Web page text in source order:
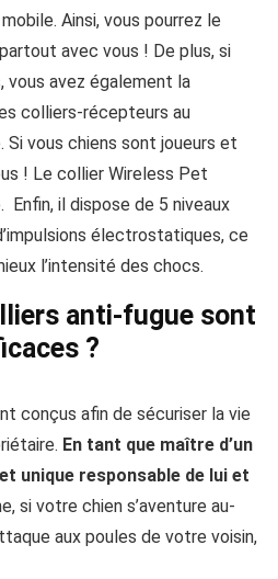
Ainsi, vous pourrez le
avec vous ! De plus, si
vous avez également la
colliers-récepteurs au
vous chiens sont joueurs et
! Le collier Wireless Pet
il dispose de 5 niveaux
électrostatiques, ce
l’intensité des chocs.
anti-fugue sont
?
conçus afin de sécuriser la vie
En tant que maître d’un
unique responsable de lui et
si votre chien s’aventure au-
aux poules de votre voisin,